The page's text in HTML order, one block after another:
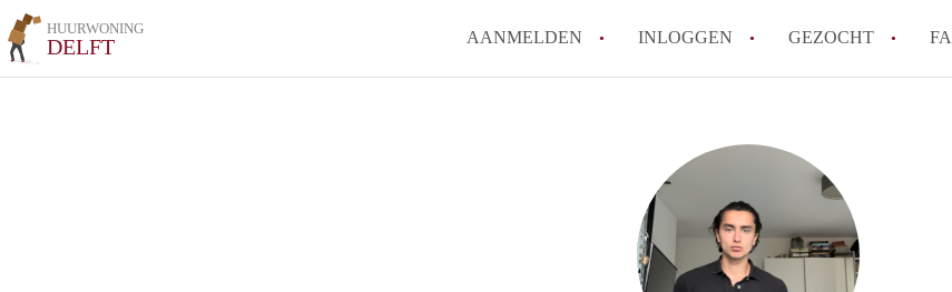
HUURWONING
DELFT AANMELDEN INLOGGEN GEZOCHT
How to translate HuurwoningDelft!
Wat is HuurwoningDelft?
Hoeveel kost het om te reageren
Wat is de privacyverklaring van
Berekent HuurwoningDelft